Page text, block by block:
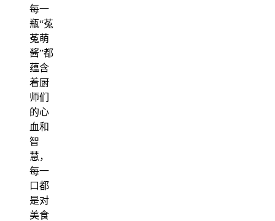
每一
瓶“菟
菟萌
酱”都
蕴含
着厨
师们
的心
血和
智
慧，
每一
口都
是对
美食